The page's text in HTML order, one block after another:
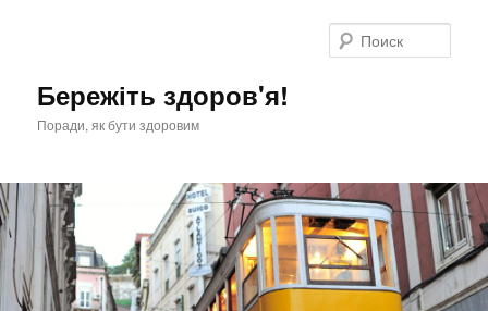
Бережіть здоров'я!
Поради, як бути здоровим